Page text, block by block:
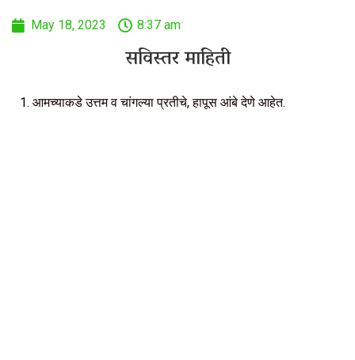
May 18, 2023 8:37 am
सविस्तर माहिती
1. आमच्याकडे उत्तम व चांगल्या प्रतीचे, हापूस आंबे देणे आहेत.